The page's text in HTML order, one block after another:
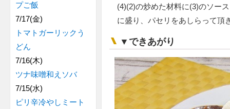
(4)(2)の炒めた材料に(3)のソー
に盛り、パセリをあしらって頂
▼できあがり
プご飯
7/17(金)
トマトガーリックう
どん
7/16(木)
ツナ味噌和えソバ
7/15(水)
ピリ辛冷やしミート